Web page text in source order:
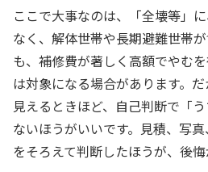
ここで大事なのは、「全壊等」
なく、解体世帯や長期避難世帯
も、補修費が著しく高額でやむ
は対象になる場合があります。
見えるときほど、自己判断で「
ないほうがいいです。見積、写
をそろえて判断したほうが、後悔